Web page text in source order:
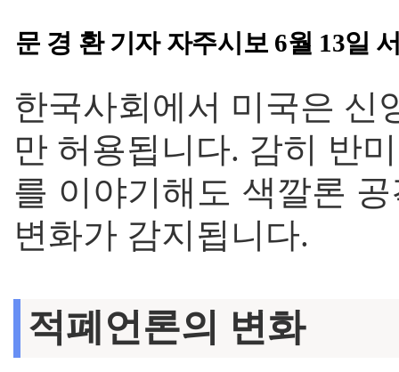
문 경 환 기자 자주시보 6월 13일
한국사회에서 미국은 신
만 허용됩니다. 감히 반
를 이야기해도 색깔론
변화가 감지됩니다.
적폐언론의 변화